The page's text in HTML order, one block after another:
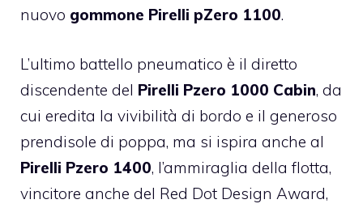
nuovo gommone Pirelli pZero 1100.
L’ultimo battello pneumatico è il diretto
discendente del Pirelli Pzero 1000 Cabin, da
cui eredita la vivibilità di bordo e il generoso
prendisole di poppa, ma si ispira anche al
Pirelli Pzero 1400, l’ammiraglia della flotta,
vincitore anche del Red Dot Design Award,